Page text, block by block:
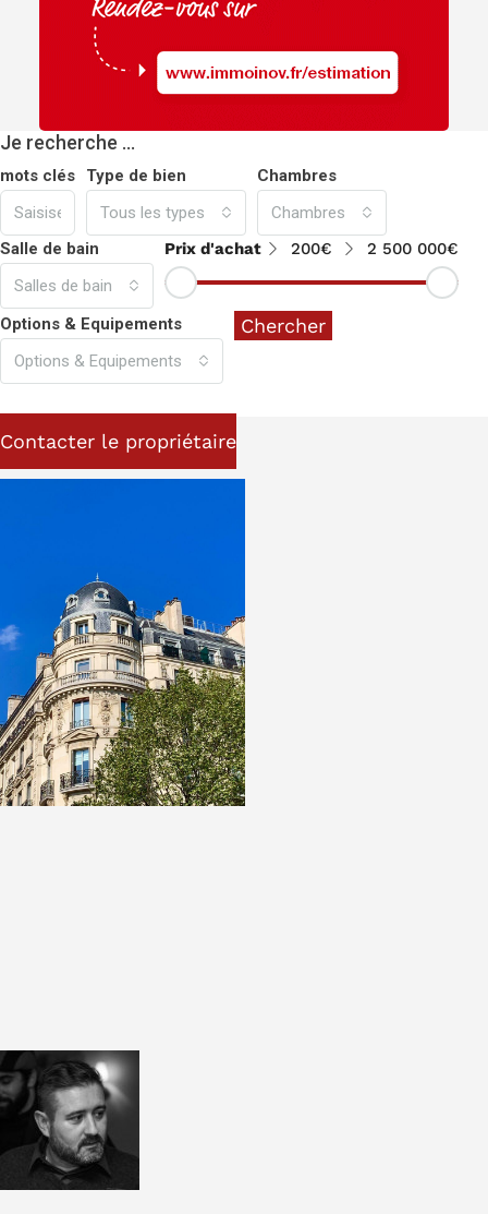
Je recherche …
mots clés
Type de bien
Tous les types
Chambres
Chambres
Salle de bain
Salles de bain
Prix d'achat 200€ 2 500 000€
Options & Equipements
Options & Equipements
Chercher
Contacter le propriétaire